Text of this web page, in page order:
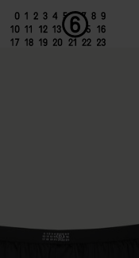
푸터 내비게이션으로 이동